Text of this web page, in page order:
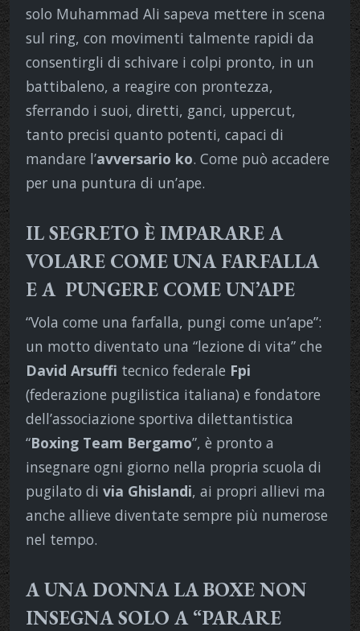
solo Muhammad Ali sapeva mettere in scena
sul ring, con movimenti talmente rapidi da
consentirgli di schivare i colpi pronto, in un
battibaleno, a reagire con prontezza,
sferrando i suoi, diretti, ganci, uppercut,
tanto precisi quanto potenti, capaci di
mandare l’avversario ko. Come può accadere
per una puntura di un’ape.
IL SEGRETO È IMPARARE A
VOLARE COME UNA FARFALLA
E A PUNGERE COME UN’APE
“Vola come una farfalla, pungi come un’ape”:
un motto diventato una “lezione di vita” che
David Arsuffi tecnico federale Fpi
(federazione pugilistica italiana) e fondatore
dell’associazione sportiva dilettantistica
“Boxing Team Bergamo”, è pronto a
insegnare ogni giorno nella propria scuola di
pugilato di via Ghislandi, ai propri allievi ma
anche allieve diventate sempre più numerose
nel tempo.
A UNA DONNA LA BOXE NON
INSEGNA SOLO A “PARARE